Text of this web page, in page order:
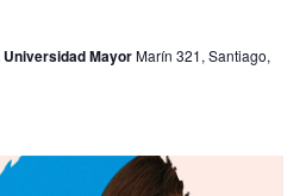
MayorMarín 321, Santiago,